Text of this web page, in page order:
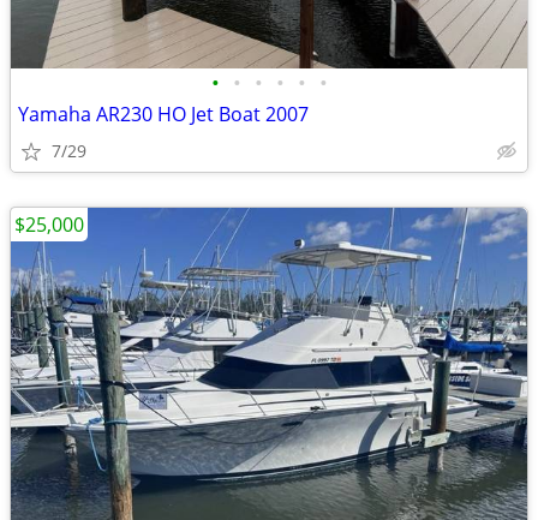
• • • • • •
Yamaha AR230 HO Jet Boat 2007
7/29
$25,000